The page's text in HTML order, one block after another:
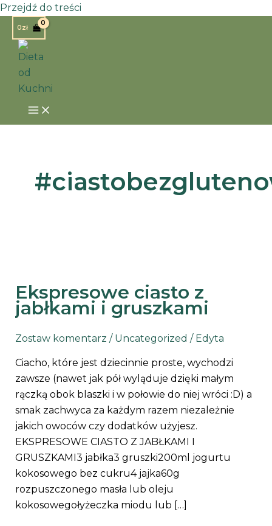
Przejdź do treści
0zł
Ekspresowe ciasto z
jabłkami i gruszkami
Zostaw komentarz / Uncategorized / Edyta
Ciacho, które jest dziecinnie proste, wychodzi
zawsze (nawet jak pół wyląduje dzięki małym
rączką obok blaszki i w połowie do niej wróci :D) a
smak zachwyca za każdym razem niezależnie
jakich owoców czy dodatków użyjesz.
EKSPRESOWE CIASTO Z JABŁKAMI I
GRUSZKAMI3 jabłka3 gruszki200ml jogurtu
kokosowego bez cukru4 jajka60g
rozpuszczonego masła lub oleju
kokosowegołyżeczka miodu lub […]